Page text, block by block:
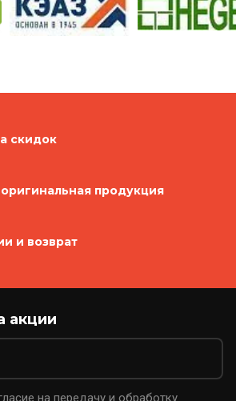
скидок
продукция
и возврат
акции
на передачу и обработку